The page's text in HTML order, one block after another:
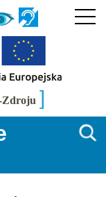
Zdroju ]